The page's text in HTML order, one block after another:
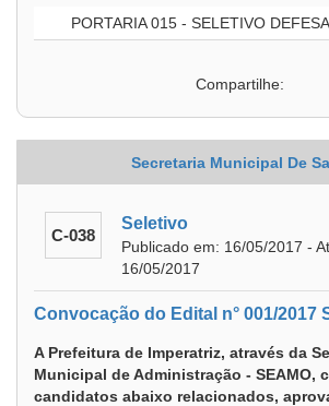
PORTARIA 015 - SELETIVO DEFESA
Compartilhe:
Secretaria Municipal De
C-038
Seletivo
Publicado em: 16/05/2017 -
16/05/2017
Convocação do Edital n° 001/2017
A Prefeitura de Imperatriz, através da
Municipal de Administração - SEAMO,
candidatos abaixo relacionados,